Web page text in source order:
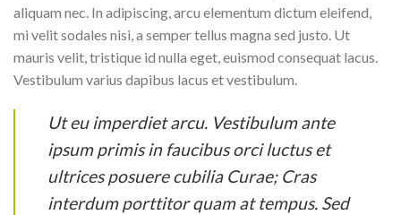
aliquam nec. In adipiscing, arcu elementum dictum eleifend,
mi velit sodales nisi, a semper tellus magna sed justo. Ut
mauris velit, tristique id nulla eget, euismod consequat lacus.
Vestibulum varius dapibus lacus et vestibulum.
Ut eu imperdiet arcu. Vestibulum ante
ipsum primis in faucibus orci luctus et
ultrices posuere cubilia Curae; Cras
interdum porttitor quam at tempus. Sed